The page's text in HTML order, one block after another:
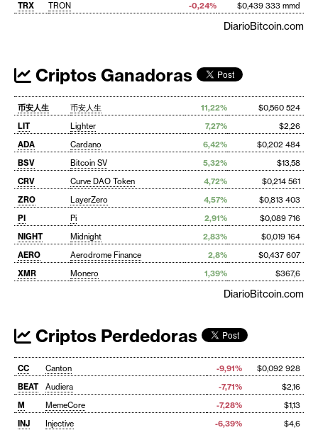
TRX TRON -0,24% $0,439 333 mmd
DiarioBitcoin.com
Criptos Ganadoras
币安人生 币安人生 11,22%
$0,560 524
LIT
Lighter 7,27%
$2,26
ADA
Cardano 6,42%
$0,202 484
BSV
Bitcoin SV 5,32%
$13,58
CRV
Curve DAO Token 4,72%
$0,214 561
ZRO
LayerZero 4,57%
$0,813 403
PI
Pi 2,91%
$0,089 716
NIGHT
Midnight 2,83%
$0,019 164
AERO
Aerodrome Finance 2,8%
$0,437 607
XMR
Monero 1,39% $367,6
DiarioBitcoin.com
Criptos Perdedoras
CC Canton -9,91%
$0,092 928
BEAT
Audiera -7,71%
$2,16
M
MemeCore -7,28%
$1,13
INJ
Injective -6,39%
$4,6